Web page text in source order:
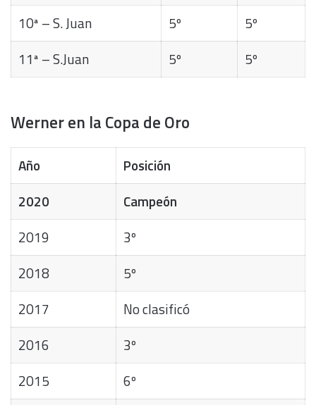
10ª – S. Juan
5º
5º
11ª – S.Juan
5º 5º
Werner en la Copa de Oro
Año
Posición
2020
Campeón
2019
3º
2018
5º
2017
No clasificó
2016
3º
2015
6º